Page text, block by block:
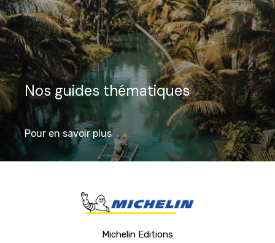
Nos guides thématiques
Pour en savoir plus
Michelin Editions